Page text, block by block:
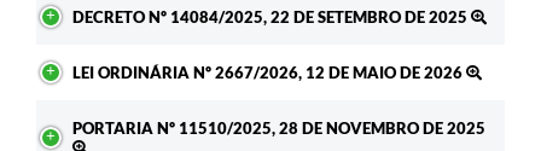
DECRETO Nº 14084/2025, 22 DE SETEMBRO DE 2025
LEI ORDINÁRIA Nº 2667/2026, 12 DE MAIO DE 2026
PORTARIA Nº 11510/2025, 28 DE NOVEMBRO DE 2025